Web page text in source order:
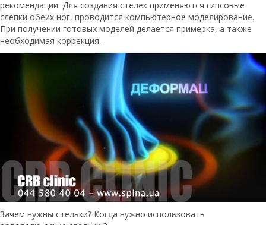
рекомендации. Для создания стелек применяются гипсовые
слепки обеих ног, проводится компьютерное моделирование.
При получении готовых моделей делается примерка, а также
необходимая коррекция.
Зачем нужны стельки? Когда нужно использовать